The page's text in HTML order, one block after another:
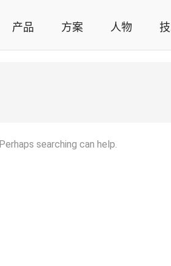
家居解决方案，智能家居技术应用，智能家
产品 方案 人物
searching can help.